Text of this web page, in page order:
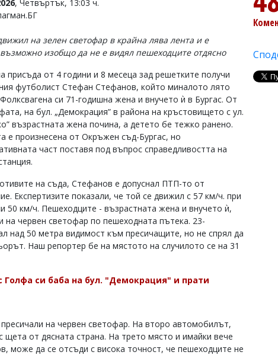
, Четвъртък, 13:03 ч.
на зелен светофар в крайна лява лента и е
изобщо да не е видял пешеходците отдясно
присъда от 4 години и 8 месеца зад решетките получи
футболист Стефан Стефанов, който миналото лято
си 71-годишна жена и внучето ѝ в Бургас. От
на бул. „Демокрация” в района на кръстовището с ул.
възрастната жена почина, а детето бе тежко ранено.
е произнесена от Окръжен съд-Бургас, но
част поставя под въпрос справедливостта на
на съда, Стефанов е допуснал ПТП-то от
Експертизите показали, че той се движил с 57 км/ч. при
50 км/ч. Пешеходците - възрастната жена и внучето ѝ,
на червен светофар по пешеходната пътека. 23-
над 50 метра видимост към пресичащите, но не спрял да
Наш репортер бе на мястото на случилото се на 31
си баба на бул. "Демокрация" и прати
на червен светофар. На второ автомобилът,
от дясната страна. На трето място и имайки вече
може да се отсъди с висока точност, че пешеходците не